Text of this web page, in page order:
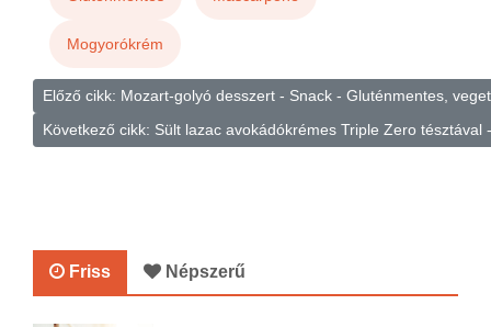
Mogyorókrém
Előző cikk: Mozart-golyó desszert - Snack - Gluténmentes,
Következő cikk: Sült lazac avokádókrémes Triple Zero
Friss Népszerű